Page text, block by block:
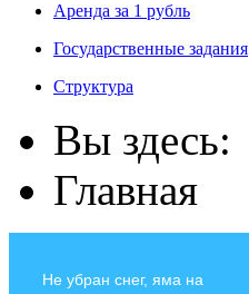
Аренда за 1 рубль
Государственные задания
Структура
Вы здесь:
Главная
Не убран снег, яма на